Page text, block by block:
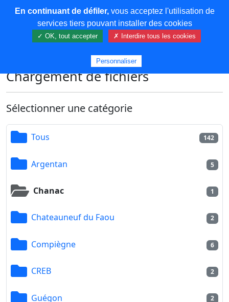
COREMA
Chargement de fichiers
Sélectionner une catégorie
Tous 142
Argentan 5
Chanac 1
Chateauneuf du Faou 2
Compiègne 6
CREB 2
Guégon 2
En continuant de défiler,vous acceptez l'utilisation de
services tiers pouvant installer des cookies
✓ OK, tout accepter ✗ Interdire tous les cookies
Personnaliser